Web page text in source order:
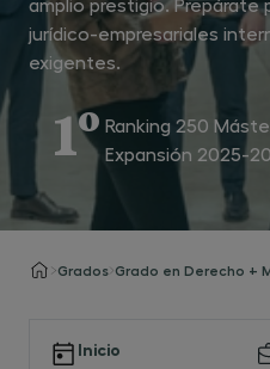
jurídico-empresariales
exigentes.
1º Ranking 250
Expansión 2025-
Grados Grado en Derecho +
Inicio